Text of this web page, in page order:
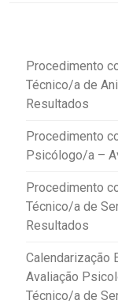
Procedimento
Técnico/a de
Resultados
Procedimento
Psicólogo/a –
Procedimento
Técnico/a de
Resultados
Calendarização
Avaliação
Técnico/a de